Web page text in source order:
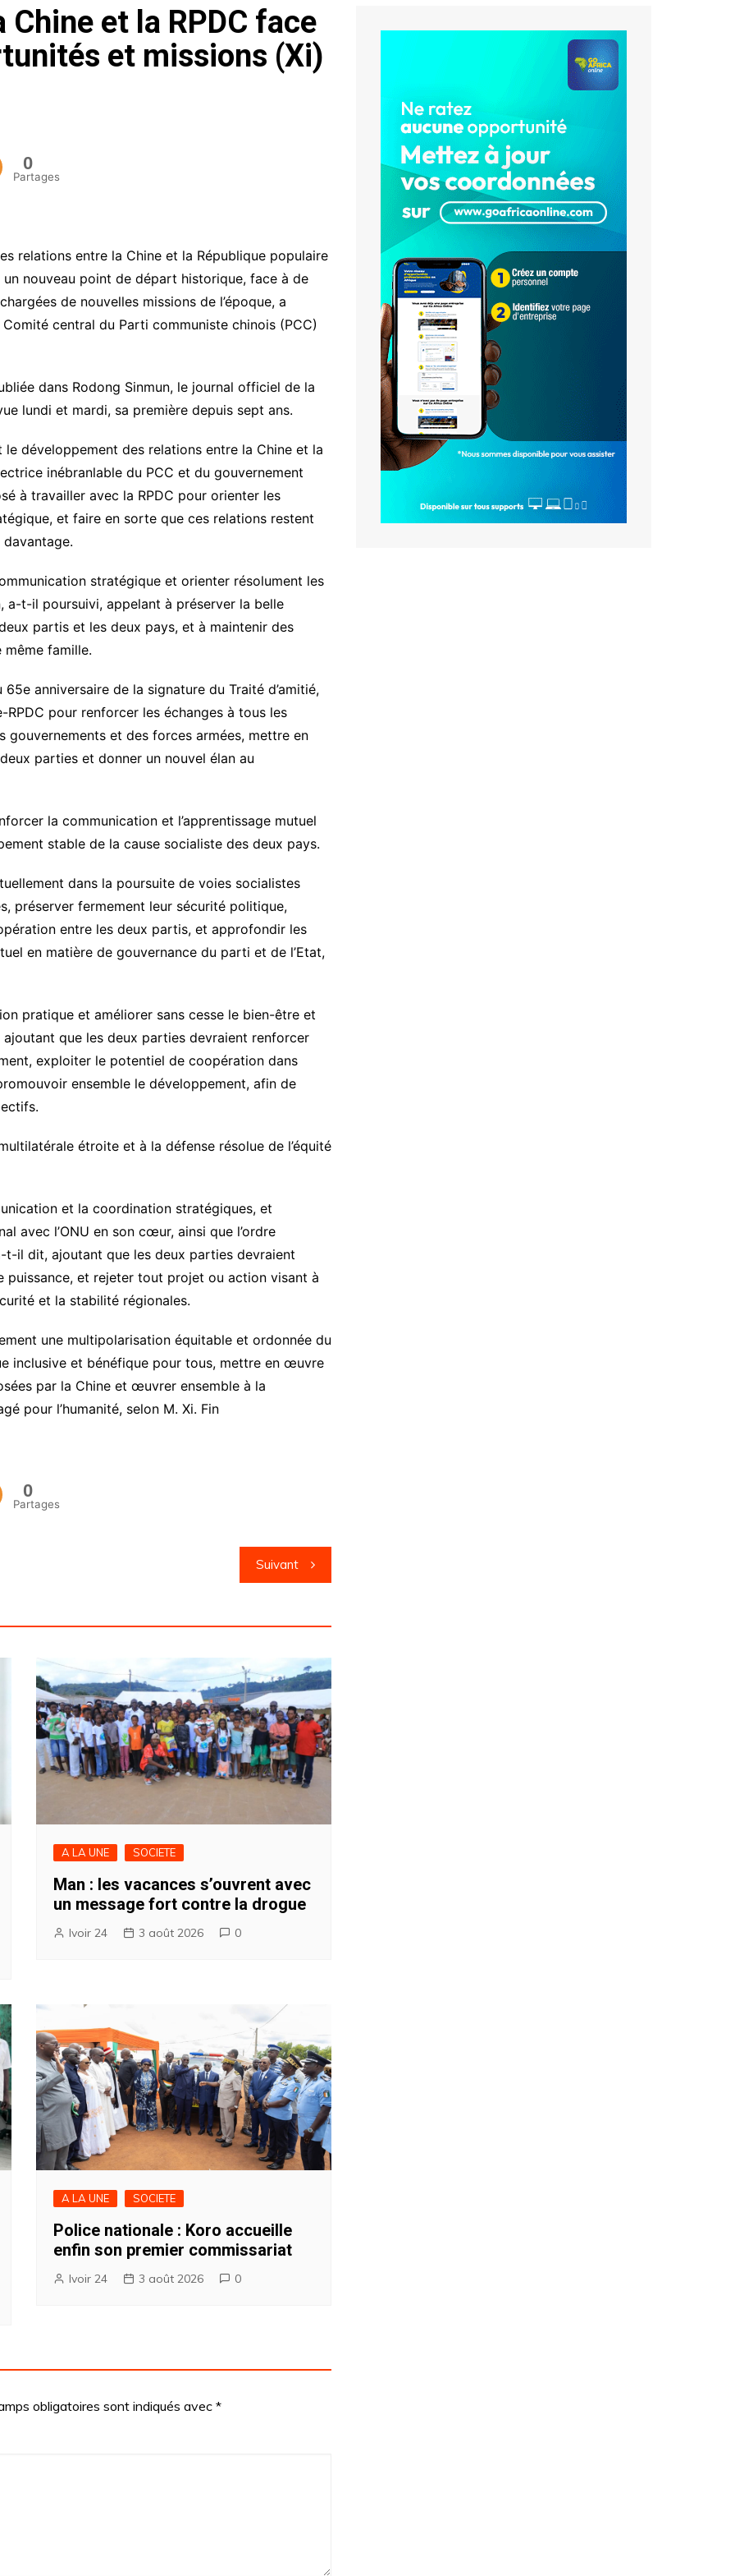
ECONOMIE
POLITIQUE
et la RPDC face
et missions (Xi)
0
Partages
relations entre la Chine et la République populaire
nouveau point de départ historique, face à de
de nouvelles missions de l’époque, a
central du Parti communiste chinois (PCC)
dans Rodong Sinmun, le journal officiel de la
lundi et mardi, sa première depuis sept ans.
développement des relations entre la Chine et la
inébranlable du PCC et du gouvernement
à travailler avec la RPDC pour orienter les
et faire en sorte que ces relations restent
stratégique et orienter résolument les
a-t-il poursuivi, appelant à préserver la belle
partis et les deux pays, et à maintenir des
même famille.
anniversaire de la signature du Traité d’amitié,
pour renforcer les échanges à tous les
et des forces armées, mettre en
parties et donner un nouvel élan au
la communication et l’apprentissage mutuel
stable de la cause socialiste des deux pays.
dans la poursuite de voies socialistes
préserver fermement leur sécurité politique,
entre les deux partis, et approfondir les
en matière de gouvernance du parti et de l’Etat,
pratique et améliorer sans cesse le bien-être et
que les deux parties devraient renforcer
exploiter le potentiel de coopération dans
ensemble le développement, afin de
étroite et à la défense résolue de l’équité
et la coordination stratégiques, et
avec l’ONU en son cœur, ainsi que l’ordre
il dit, ajoutant que les deux parties devraient
puissance, et rejeter tout projet ou action visant à
et la stabilité régionales.
une multipolarisation équitable et ordonnée du
inclusive et bénéfique pour tous, mettre en œuvre
par la Chine et œuvrer ensemble à la
pour l’humanité, selon M. Xi. Fin
0
Partages
Suivant
A LA UNE SOCIETE
Man : les vacances s’ouvrent avec
un message fort contre la drogue
Ivoir 24 3 août 2026 0
A LA UNE SOCIETE
Police nationale : Koro accueille
enfin son premier commissariat
Ivoir 24 3 août 2026 0
obligatoires sont indiqués avec *